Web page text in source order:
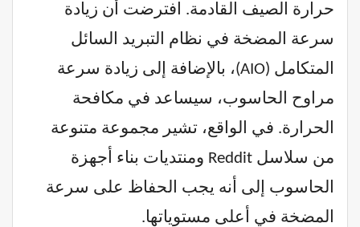
حرارة الصيف القادمة. افترضت أن زيادة
سرعة المضخة في نظام التبريد السائل
المتكامل (AIO)، بالإضافة إلى زيادة سرعة
مراوح الحاسوب، سيساعد في مكافحة
الحرارة. في الواقع، تشير مجموعة متنوعة
من سلاسل Reddit ومنتديات بناء أجهزة
الحاسوب إلى أنه يجب الحفاظ على سرعة
المضخة في أعلى مستوياتها.